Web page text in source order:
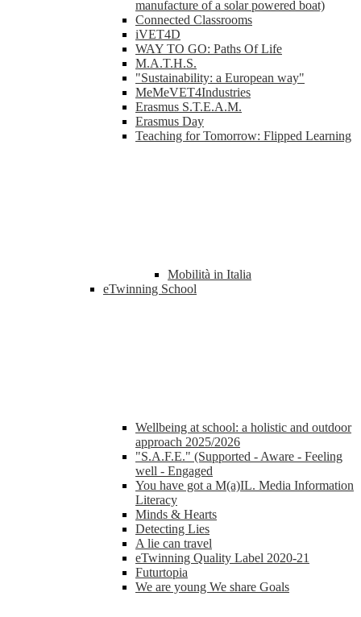
manufacture of a solar powered boat)
Connected Classrooms
iVET4D
WAY TO GO: Paths Of Life
M.A.T.H.S.
"Sustainability: a European way"
MeMeVET4Industries
Erasmus S.T.E.A.M.
Erasmus Day
Teaching for Tomorrow: Flipped Learning
Mobilità in Italia
eTwinning School
Wellbeing at school: a holistic and outdoor
approach 2025/2026
"S.A.F.E." (Supported - Aware - Feeling
well - Engaged
You have got a M(a)IL. Media Information
Literacy
Minds & Hearts
Detecting Lies
A lie can travel
eTwinning Quality Label 2020-21
Futurtopia
We are young We share Goals